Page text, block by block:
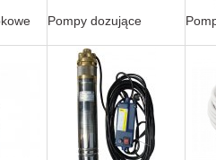
Pompy dozujące